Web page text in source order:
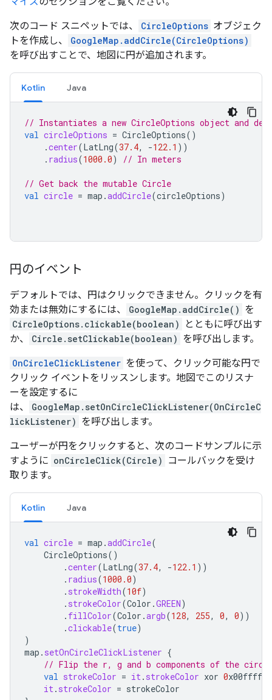
次のコード スニペットでは、 CircleOptions オブジェク
トを作成し、
GoogleMap.addCircle(CircleOptions)
を呼び出すことで、地図に円が追加されます。
Kotlin Java
// Instantiates a new CircleOptions object and
val circleOptions = CircleOptions()
.center(LatLng(37.4, -122.1 ))
. radius(1000.0) // In meters
// Get back the mutable Circle
val circle = map .addCircle(circleOptions)
円のイベント
デフォルトでは、円はクリックできません。クリックを有
効または無効にするには、
GoogleMap.addCircle() を
CircleOptions.clickable(boolean)
とともに呼び出す
か、
Circle.setClickable(boolean) を呼び出します。
OnCircleClickListener を使って、クリック可能な円で
クリック イベントをリッスンします。地図でこのリスナ
ーを設定するに
は、
GoogleMap.setOnCircleClickListener(OnCircleC
lickListener) を呼び出します。
ユーザーが円をクリックすると、次のコードサンプルに示
すように onCircleClick(Circle)
コールバックを受け
取ります。
Kotlin Java
val circle = map .addCircle(
CircleOptions()
.center(LatLng(37.4, -122.1 ))
. radius(1000.0)
. strokeWidth(10f)
. strokeColor(Color .GREEN)
. fillColor(Color .argb(128, 255, 0, 0))
.clickable(true)
)
map . setOnCircleClickListener {
// Flip the r, g and b components of the
val strokeColor = it . strokeColor xor 0x00ffffff
it . strokeColor = strokeColor